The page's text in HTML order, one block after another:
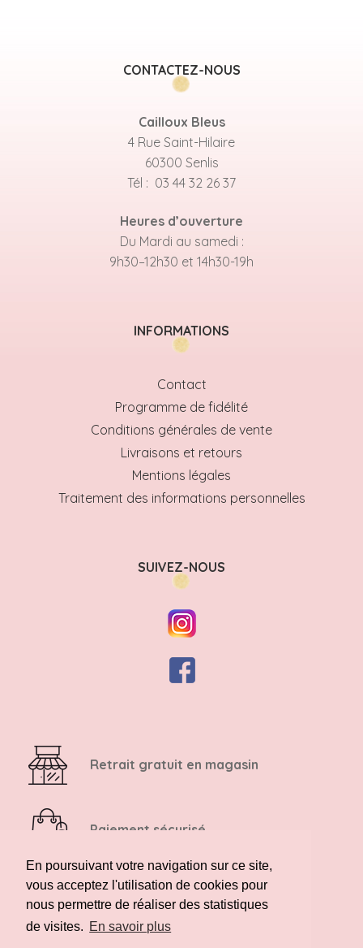
En poursuivant votre navigation sur ce site,
vous acceptez l'utilisation de cookies pour
nous permettre de réaliser des statistiques
de visites. En savoir plus
CONTACTEZ-NOUS
Cailloux Bleus
4 Rue Saint-Hilaire
60300 Senlis
Tél : 03 44 32 26 37
Heures d’ouverture
Du Mardi au samedi :
9h30–12h30 et 14h30-19h
INFORMATIONS
Contact
Programme de fidélité
Conditions générales de vente
Livraisons et retours
Mentions légales
Traitement des informations personnelles
SUIVEZ-NOUS
Retrait gratuit en magasin
Paiement sécurisé
Retour possible sous 14 jours